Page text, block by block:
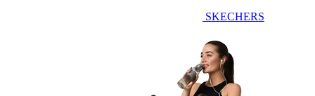
SKECHERS